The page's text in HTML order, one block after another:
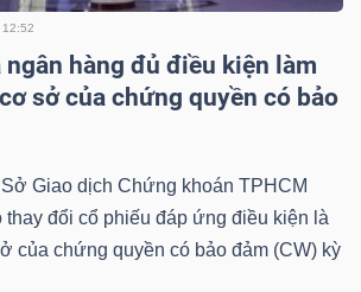
hàng đủ điều kiện làm
sở của chứng quyền có bảo
Giao dịch Chứng khoán TPHCM
thay đổi cổ phiếu đáp ứng điều kiện là
của chứng quyền có bảo đảm (CW) kỳ